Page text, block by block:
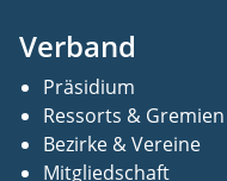
Verband
Präsidium
Ressorts & Gremien
Bezirke & Vereine
Mitgliedschaft